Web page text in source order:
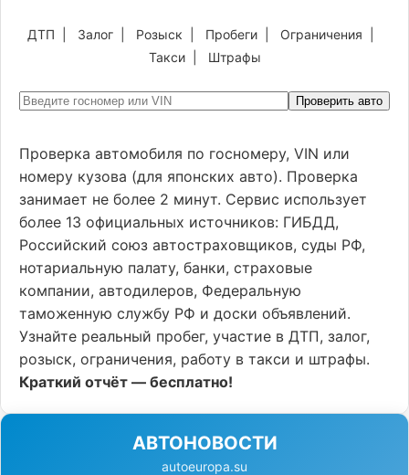
ДТП Залог Розыск Пробеги Ограничения
Такси| Штрафы
Проверить авто
Проверка автомобиля по госномеру, VIN или
номеру кузова (для японских авто). Проверка
занимает не более 2 минут. Сервис использует
более 13 официальных источников: ГИБДД,
Российский союз автостраховщиков, суды РФ,
нотариальную палату, банки, страховые
компании, автодилеров, Федеральную
таможенную службу РФ и доски объявлений.
Узнайте реальный пробег, участие в ДТП, залог,
розыск, ограничения, работу в такси и штрафы.
Краткий отчёт — бесплатно!
АВТОНОВОСТИ
autoeuropa.su